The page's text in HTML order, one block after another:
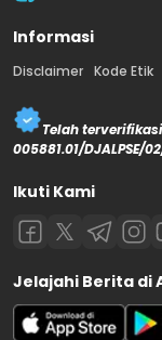
Informasi
Disclaimer Kode Etik
Telah
005881.01/DJALPSE/
Ikuti Kami
Jelajahi Berita di